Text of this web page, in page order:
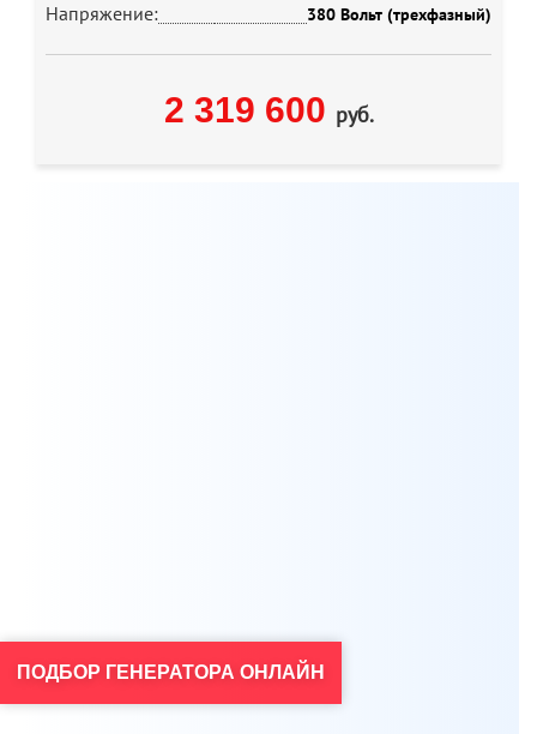
Напряжение: 380 Вольт (трехфазный)
2 319 600 руб.
ПОДБОР ГЕНЕРАТОРА ОНЛАЙН